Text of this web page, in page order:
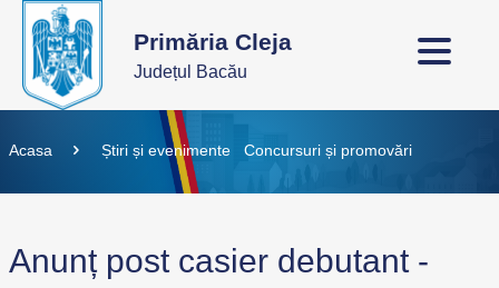
Primăria Cleja
Județul Bacău
Acasa Știri și evenimente Concursuri și promovări
Anunț post casier debutant -